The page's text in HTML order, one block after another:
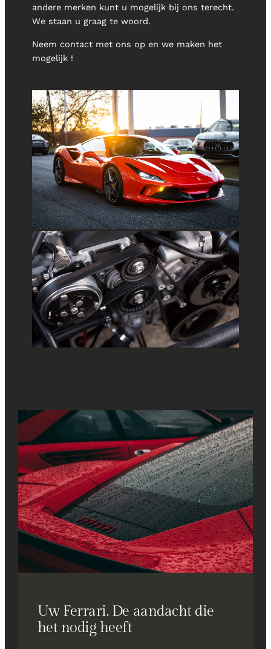
andere merken kunt u mogelijk bij ons terecht.
We staan u graag te woord.
Neem contact met ons op en we maken het
mogelijk !
Uw Ferrari. De aandacht die
het nodig heeft